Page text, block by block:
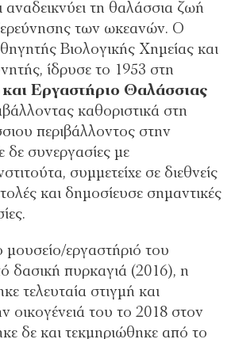
τη θαλάσσια ζωή
των ωκεανών. Ο
Βιολογικής Χημείας και
ίδρυσε το 1953 στη
Εργαστήριο Θαλάσσιας
καθοριστικά στη
περιβάλλοντος στην
συνεργασίες με
συμμετείχε σε διεθνείς
και δημοσίευσε σημαντικές
εργαστήριό του
δασική πυρκαγιά (2016), η
τελευταία στιγμή και
οικογένειά του το 2018 στον
δε και τεκμηριώθηκε από το